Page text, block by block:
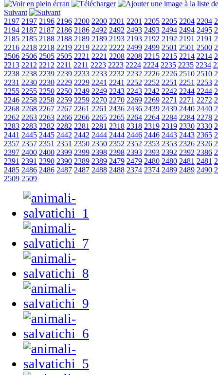
Suivant
2197 2197 2196 2196 2200 2200 2201 2201 2205 2205 2204 2204
2194 2187 2187 2186 2186 2492 2492 2493 2493 2494 2494 2495
2185 2185 2188 2188 2189 2189 2193 2193 2192 2192 2191 2191
2216 2218 2218 2219 2219 2222 2222 2499 2499 2501 2501 2500
2506 2506 2505 2505 2221 2221 2208 2208 2215 2215 2214 2214
2213 2212 2212 2211 2211 2223 2223 2224 2224 2235 2235 2234
2238 2238 2239 2239 2233 2233 2232 2232 2226 2226 2510 2510
2231 2230 2230 2229 2229 2241 2241 2252 2252 2251 2251 2253
2255 2255 2250 2250 2249 2249 2243 2243 2242 2242 2244 2244
2246 2258 2258 2259 2259 2270 2270 2269 2269 2271 2271 2272
2268 2268 2267 2267 2261 2261 2436 2436 2439 2439 2440 2440
2262 2263 2263 2266 2266 2265 2265 2264 2264 2284 2284 2278
2283 2283 2282 2282 2281 2281 2318 2318 2319 2319 2330 2330
2441 2445 2445 2442 2442 2444 2444 2446 2446 2443 2443 2365
2357 2357 2351 2351 2350 2350 2352 2352 2353 2353 2326 2326
2397 2400 2400 2399 2399 2398 2398 2393 2393 2392 2392 2386
2391 2391 2390 2390 2389 2389 2479 2479 2480 2480 2481 2481
2485 2486 2486 2487 2487 2488 2488 2374 2374 2489 2489 2490
2509 2509